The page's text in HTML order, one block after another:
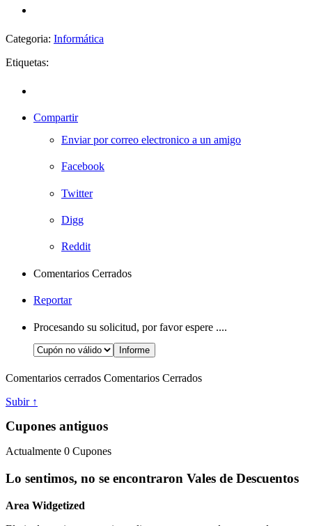
Categoria: Informática
Etiquetas:
Compartir
Enviar por correo electronico a un amigo
Facebook
Twitter
Digg
Reddit
Comentarios Cerrados
Reportar
Procesando su solicitud, por favor espere ....
Comentarios cerrados Comentarios Cerrados
Subir ↑
Cupones antiguos
Actualmente 0 Cupones
Lo sentimos, no se encontraron Vales de Descuentos
Area Widgetized